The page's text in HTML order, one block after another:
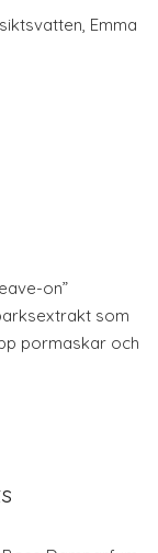
, Emma
on”
som
pormaskar och